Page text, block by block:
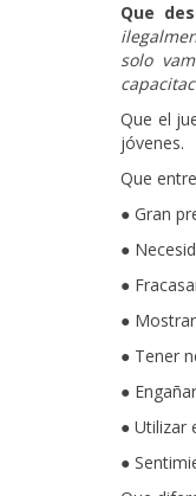
Que
solo
Que el
jóvenes.
Que
● Gran
●
●
●
● Tener
●
● Utilizar
●